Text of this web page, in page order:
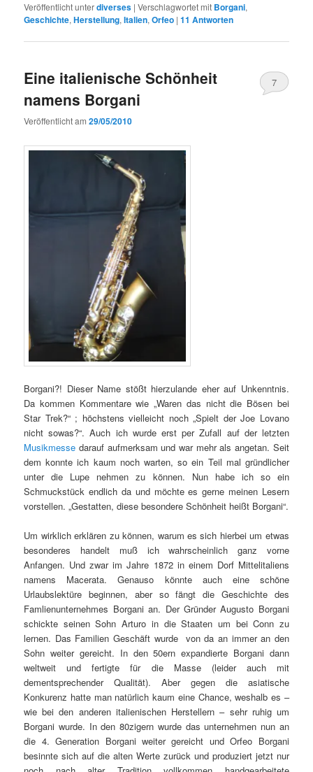
Veröffentlicht unterdiverses |Verschlagwortet mit Borgani,
Geschichte,Herstellung,Italien,Orfeo |11 Antworten
Eine italienische Schönheit
namens Borgani
Veröffentlicht am29/05/2010
7
Borgani?! Dieser Name stößt hierzulande eher auf Unkenntnis.
Da kommen Kommentare wie „Waren das nicht die Bösen bei
Star Trek?“ ; höchstens vielleicht noch „Spielt der Joe Lovano
nicht sowas?“. Auch ich wurde erst per Zufall auf der letzten
Musikmesse darauf aufmerksam und war mehr als angetan. Seit
dem konnte ich kaum noch warten, so ein Teil mal gründlicher
unter die Lupe nehmen zu können. Nun habe ich so ein
Schmuckstück endlich da und möchte es gerne meinen Lesern
vorstellen. „Gestatten, diese besondere Schönheit heißt Borgani“.
Um wirklich erklären zu können, warum es sich hierbei um etwas
besonderes handelt muß ich wahrscheinlich ganz vorne
Anfangen. Und zwar im Jahre 1872 in einem Dorf Mittelitaliens
namens Macerata. Genauso könnte auch eine schöne
Urlaubslektüre beginnen, aber so fängt die Geschichte des
Famlienunternehmes Borgani an. Der Gründer Augusto Borgani
schickte seinen Sohn Arturo in die Staaten um bei Conn zu
lernen. Das Familien Geschäft wurde von da an immer an den
Sohn weiter gereicht. In den 50ern expandierte Borgani dann
weltweit und fertigte für die Masse (leider auch mit
dementsprechender Qualität). Aber gegen die asiatische
Konkurenz hatte man natürlich kaum eine Chance, weshalb es –
wie bei den anderen italienischen Herstellern – sehr ruhig um
Borgani wurde. In den 80zigern wurde das unternehmen nun an
die 4. Generation Borgani weiter gereicht und Orfeo Borgani
besinnte sich auf die alten Werte zurück und produziert jetzt nur